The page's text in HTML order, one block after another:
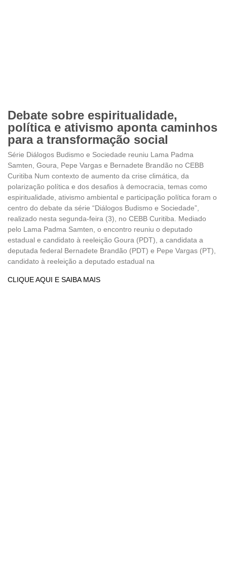
Debate sobre espiritualidade,
política e ativismo aponta caminhos
para a transformação social
Série Diálogos Budismo e Sociedade reuniu Lama Padma
Samten, Goura, Pepe Vargas e Bernadete Brandão no CEBB
Curitiba Num contexto de aumento da crise climática, da
polarização política e dos desafios à democracia, temas como
espiritualidade, ativismo ambiental e participação política foram o
centro do debate da série “Diálogos Budismo e Sociedade”,
realizado nesta segunda-feira (3), no CEBB Curitiba. Mediado
pelo Lama Padma Samten, o encontro reuniu o deputado
estadual e candidato à reeleição Goura (PDT), a candidata a
deputada federal Bernadete Brandão (PDT) e Pepe Vargas (PT),
candidato à reeleição a deputado estadual na
CLIQUE AQUI E SAIBA MAIS